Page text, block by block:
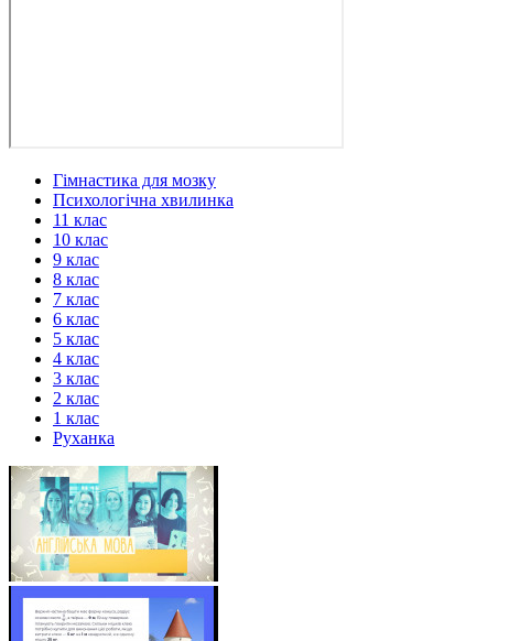
Гімнастика для мозку
Психологічна хвилинка
11 клас
10 клас
9 клас
8 клас
7 клас
6 клас
5 клас
4 клас
3 клас
2 клас
1 клас
Руханка